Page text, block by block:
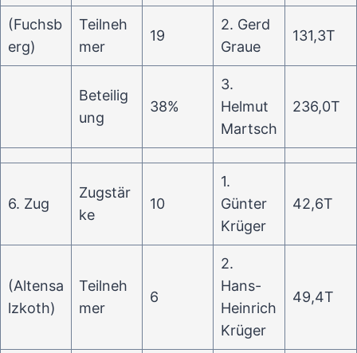
(Fuchsb
erg)
Teilneh
mer
19
2. Gerd
Graue
131,3T
Beteilig
ung
38%
3.
Helmut
Martsch
236,0T
6. Zug
Zugstär
ke
10
1.
Günter
Krüger
42,6T
(Altensa
lzkoth)
Teilneh
mer
6
2.
Hans-
Heinrich
Krüger
49,4T